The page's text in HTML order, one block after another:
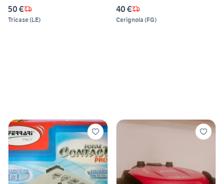
50 €
Tricase(LE)
40 €
Cerignola (FG)